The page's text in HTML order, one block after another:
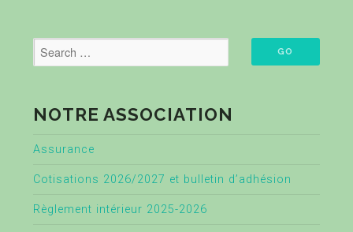
NOTRE ASSOCIATION
Assurance
Cotisations 2026/2027 et bulletin d’adhésion
Règlement intérieur 2025-2026